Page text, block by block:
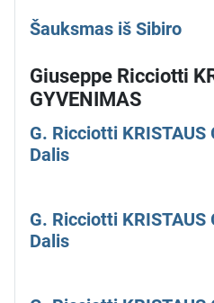
Šauksmas iš Sibiro
Giuseppe Ricciotti
GYVENIMAS
G. Ricciotti KRISTAUS
Dalis
G. Ricciotti KRISTAUS
Dalis